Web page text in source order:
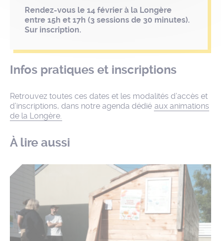
Rendez-vous le 14 février à la Longère
entre 15h et 17h (3 sessions de 30 minutes).
Sur inscription.
Infos pratiques et inscriptions
Retrouvez toutes ces dates et les modalités d’accès et
d’inscriptions, dans notre agenda dédié aux animations
de la Longère.
À lire aussi